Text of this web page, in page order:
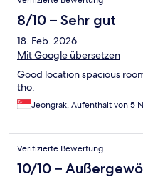
8/10 – Sehr gut
18. Feb. 2026
Mit Google übersetzen
Good location spacious
tho.
Jeongrak, Aufenthalt von 5
Verifizierte Bewertung
10/10 –